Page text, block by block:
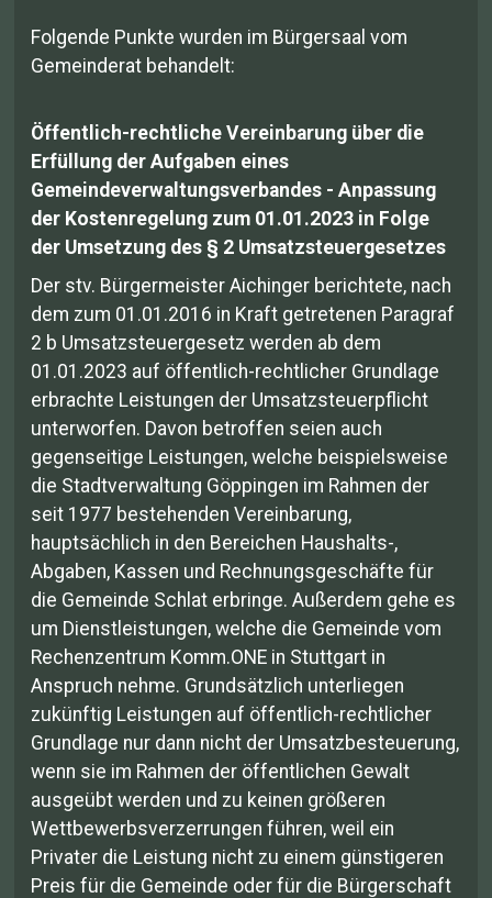
Folgende Punkte wurden im Bürgersaal vom
Gemeinderat behandelt:
Öffentlich-rechtliche Vereinbarung über die
Erfüllung der Aufgaben eines
Gemeindeverwaltungsverbandes - Anpassung
der Kostenregelung zum 01.01.2023 in Folge
der Umsetzung des § 2 Umsatzsteuergesetzes
Der stv. Bürgermeister Aichinger berichtete, nach
dem zum 01.01.2016 in Kraft getretenen Paragraf
2 b Umsatzsteuergesetz werden ab dem
01.01.2023 auf öffentlich-rechtlicher Grundlage
erbrachte Leistungen der Umsatzsteuerpflicht
unterworfen. Davon betroffen seien auch
gegenseitige Leistungen, welche beispielsweise
die Stadtverwaltung Göppingen im Rahmen der
seit 1977 bestehenden Vereinbarung,
hauptsächlich in den Bereichen Haushalts-,
Abgaben, Kassen und Rechnungsgeschäfte für
die Gemeinde Schlat erbringe. Außerdem gehe es
um Dienstleistungen, welche die Gemeinde vom
Rechenzentrum Komm.ONE in Stuttgart in
Anspruch nehme. Grundsätzlich unterliegen
zukünftig Leistungen auf öffentlich-rechtlicher
Grundlage nur dann nicht der Umsatzbesteuerung,
wenn sie im Rahmen der öffentlichen Gewalt
ausgeübt werden und zu keinen größeren
Wettbewerbsverzerrungen führen, weil ein
Privater die Leistung nicht zu einem günstigeren
Preis für die Gemeinde oder für die Bürgerschaft